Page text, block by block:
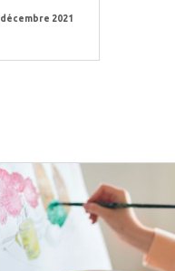
décembre 2021